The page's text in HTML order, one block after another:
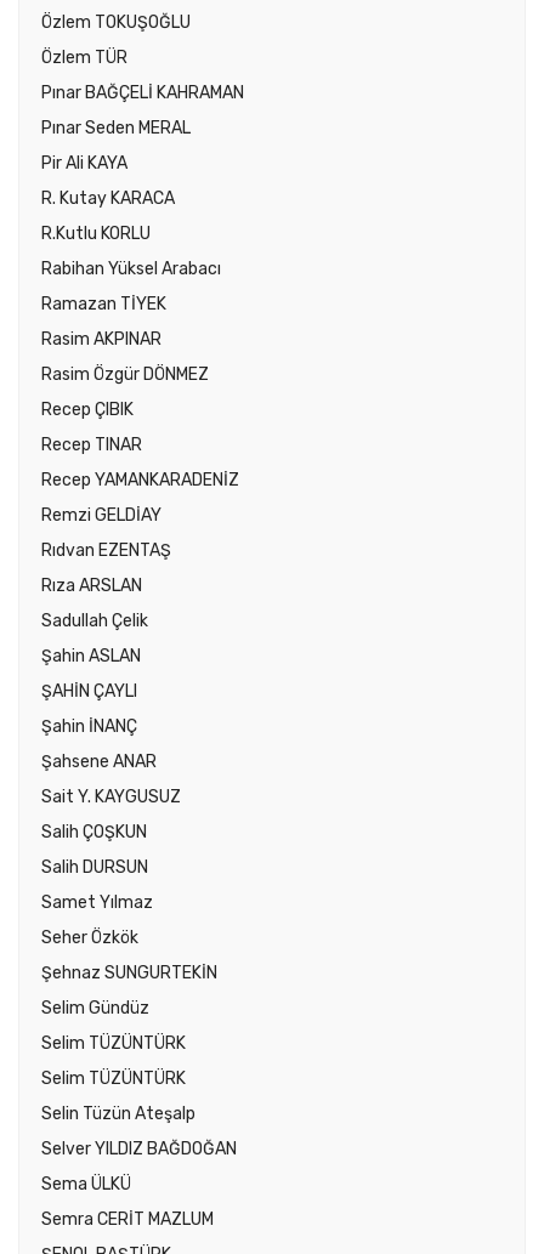
Özlem TOKUŞOĞLU
Özlem TÜR
Pınar BAĞÇELİ KAHRAMAN
Pınar Seden MERAL
Pir Ali KAYA
R. Kutay KARACA
R.Kutlu KORLU
Rabihan Yüksel Arabacı
Ramazan TİYEK
Rasim AKPINAR
Rasim Özgür DÖNMEZ
Recep ÇIBIK
Recep TINAR
Recep YAMANKARADENİZ
Remzi GELDİAY
Rıdvan EZENTAŞ
Rıza ARSLAN
Sadullah Çelik
Şahin ASLAN
ŞAHİN ÇAYLI
Şahin İNANÇ
Şahsene ANAR
Sait Y. KAYGUSUZ
Salih ÇOŞKUN
Salih DURSUN
Samet Yılmaz
Seher Özkök
Şehnaz SUNGURTEKİN
Selim Gündüz
Selim TÜZÜNTÜRK
Selim TÜZÜNTÜRK
Selin Tüzün Ateşalp
Selver YILDIZ BAĞDOĞAN
Sema ÜLKÜ
Semra CERİT MAZLUM